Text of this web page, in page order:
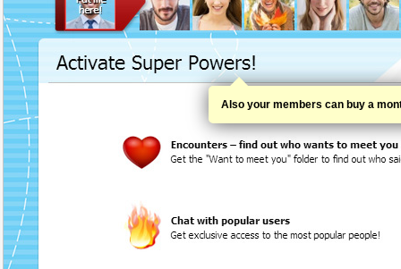
Also your members can buy a